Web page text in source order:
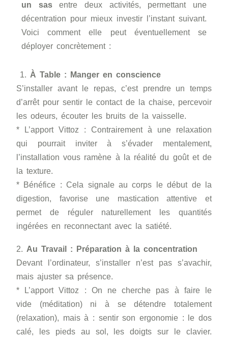
un sasentre deux activités, permettant une
décentration pour mieux investir l’instant suivant.
Voici comment elle peut éventuellement se
déployer concrètement :
1. À Table : Manger en conscience
S’installer avant le repas, c’est prendre un temps
d’arrêt pour sentir le contact de la chaise, percevoir
les odeurs, écouter les bruits de la vaisselle.
* L’apport Vittoz : Contrairement à une relaxation
qui pourrait inviter à s’évader mentalement,
l’installation vous ramène à la réalité du goût et de
la texture.
* Bénéfice : Cela signale au corps le début de la
digestion, favorise une mastication attentive et
permet de réguler naturellement les quantités
ingérées en reconnectant avec la satiété.
2. Au Travail : Préparation à la concentration
Devant l’ordinateur, s’installer n’est pas s’avachir,
mais ajuster sa présence.
* L’apport Vittoz : On ne cherche pas à faire le
vide (méditation) ni à se détendre totalement
(relaxation), mais à : sentir son ergonomie : le dos
calé, les pieds au sol, les doigts sur le clavier.